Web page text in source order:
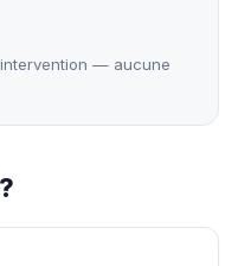
— aucune